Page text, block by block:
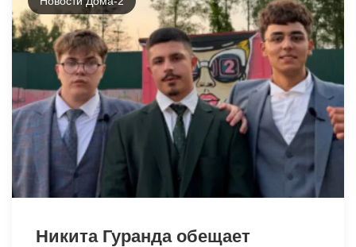
Никита Гуранда обещает